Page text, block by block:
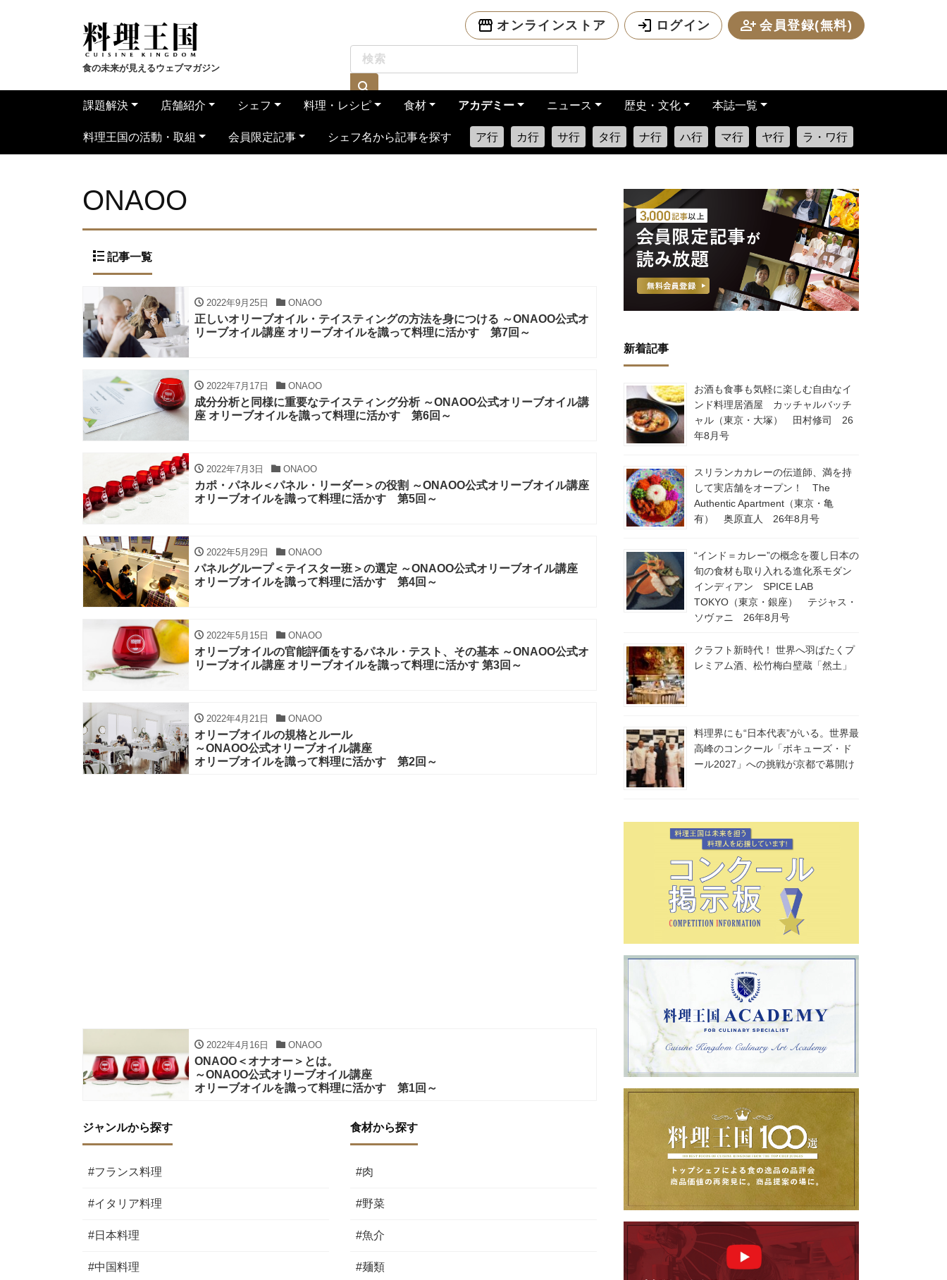
食の未来が見えるウェブマガジン
オンラインストア ログイン 会員登録(無料)
課題解決 店舗紹介 シェフ 料理・レシピ 食材 アカデミー ニュース 歴史・文化 本誌一覧
料理王国の活動・取組 会員限定記事 シェフ名から記事を探す ア行 カ行 サ行 タ行 ナ行 ハ行 マ行 ヤ行 ラ・ワ行
ONAOO
記事一覧
2022年9月25日 ONAOO
正しいオリーブオイル・テイスティングの方法を身につける ～ONAOO公式オ
リーブオイル講座 オリーブオイルを識って料理に活かす 第7回～
2022年7月17日 ONAOO
成分分析と同様に重要なテイスティング分析 ～ONAOO公式オリーブオイル講
座 オリーブオイルを識って料理に活かす 第6回～
2022年7月3日 ONAOO
カポ・パネル＜パネル・リーダー＞の役割 ～ONAOO公式オリーブオイル講座
オリーブオイルを識って料理に活かす 第5回～
2022年5月29日 ONAOO
パネルグループ＜テイスター班＞の選定 ～ONAOO公式オリーブオイル講座
オリーブオイルを識って料理に活かす 第4回～
2022年5月15日 ONAOO
オリーブオイルの官能評価をするパネル・テスト、その基本 ～ONAOO公式オ
リーブオイル講座 オリーブオイルを識って料理に活かす 第3回～
2022年4月21日 ONAOO
オリーブオイルの規格とルール
～ONAOO公式オリーブオイル講座
オリーブオイルを識って料理に活かす 第2回～
2022年4月16日 ONAOO
ONAOO＜オナオー＞とは。
～ONAOO公式オリーブオイル講座
オリーブオイルを識って料理に活かす 第1回～
ジャンルから探す
#フランス料理
#イタリア料理
#日本料理
#中国料理
食材から探す
#肉
#野菜
#魚介
#麺類
新着記事
お酒も食事も気軽に楽しむ自由なイ
ンド料理居酒屋 カッチャルバッチ
ャル（東京・大塚） 田村修司 26
年8月号
スリランカカレーの伝道師、満を持
して実店舗をオープン！ The
Authentic Apartment（東京・亀
有） 奥原直人 26年8月号
“インド＝カレー”の概念を覆し日本の
旬の食材も取り入れる進化系モダン
インディアン SPICE LAB
TOKYO（東京・銀座） テジャス・
ソヴァニ 26年8月号
クラフト新時代！ 世界へ羽ばたくプ
レミアム酒、松竹梅白壁蔵「然土」
料理界にも“日本代表”がいる。世界最
高峰のコンクール「ボキューズ・ド
ール2027」への挑戦が京都で幕開け